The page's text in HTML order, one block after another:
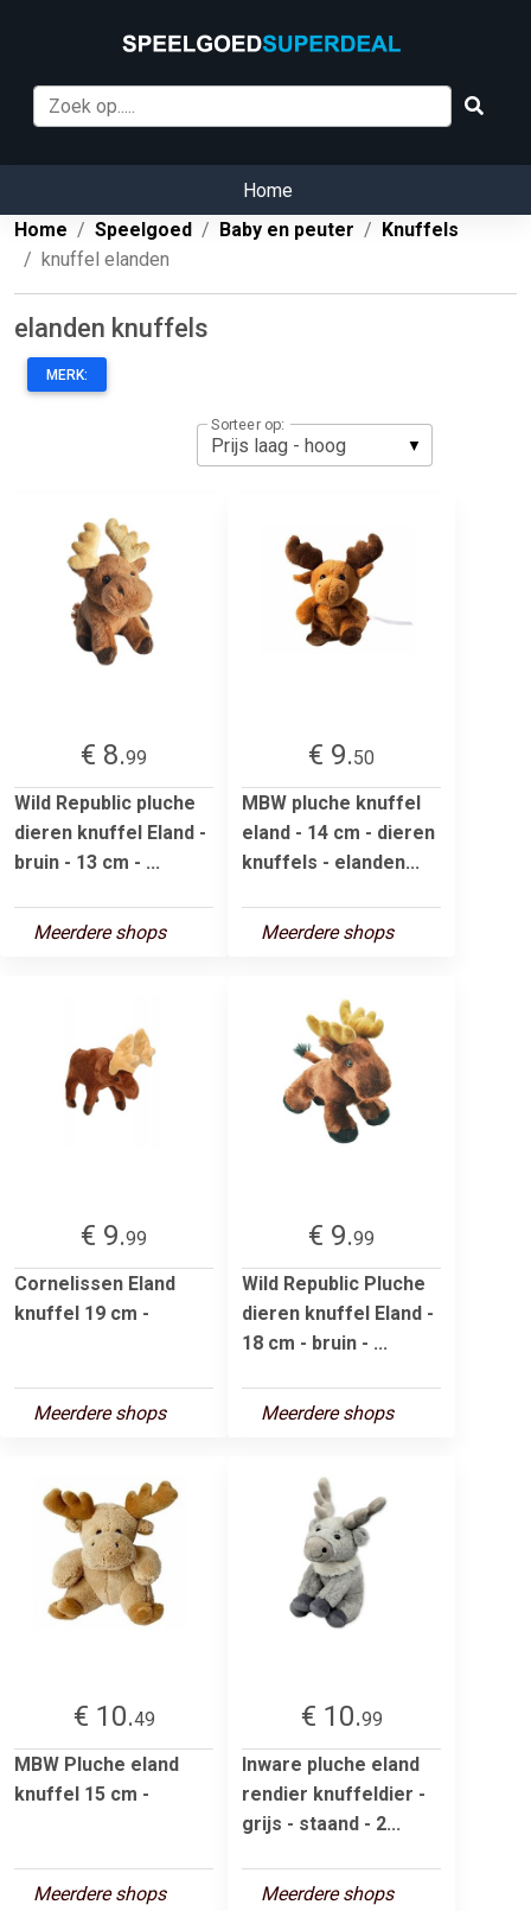
Home
Home
Speelgoed Baby en peuter
Knuffels
knuffel elanden
elanden knuffels
MERK:
Sorteer op:
€ 8.99
Wild Republic pluche
dieren knuffel Eland -
bruin - 13 cm - ...
Meerdere shops
€ 9.50
MBW pluche knuffel
eland - 14 cm - dieren
knuffels - elanden...
Meerdere shops
€ 9.99
Cornelissen Eland
knuffel 19 cm -
Meerdere shops
€ 9.99
Wild Republic Pluche
dieren knuffel Eland -
18 cm - bruin - ...
Meerdere shops
€ 10.49
MBW Pluche eland
knuffel 15 cm -
Meerdere shops
€ 10.99
Inware pluche eland
rendier knuffeldier -
grijs - staand - 2...
Meerdere shops